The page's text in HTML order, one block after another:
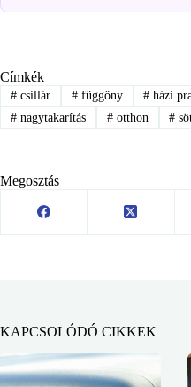
Címkék
#csillár #függöny # házi
#nagytakarítás #otthon #
Megosztás
KAPCSOLÓDÓ CIKKEK